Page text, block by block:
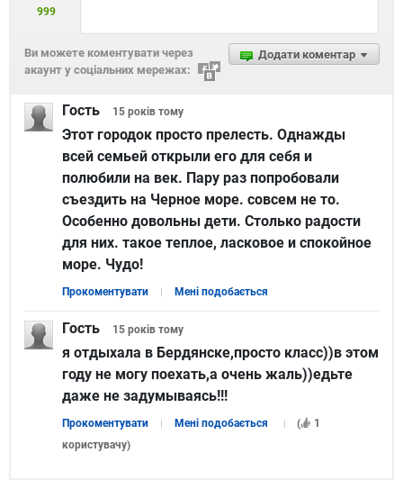
999
Додати коментар
Ви можете коментувати через
акаунт у соціальних мережах:
Гость 15 років тому
Этот городок просто прелесть. Однажды
всей семьей открыли его для себя и
полюбили на век. Пару раз попробовали
съездить на Черное море. совсем не то.
Особенно довольны дети. Столько радости
для них. такое теплое, ласковое и спокойное
море. Чудо!
Прокоментувати Мені подобається
Гость 15 років тому
я отдыхала в Бердянске,просто класс))в этом
году не могу поехать,а очень жаль))едьте
даже не задумываясь!!!
Прокоментувати Мені подобається (
1
користувачу)